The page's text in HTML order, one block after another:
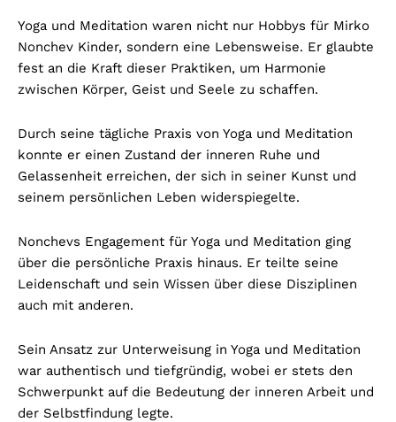
Yoga und Meditation waren nicht nur Hobbys für Mirko
Nonchev Kinder, sondern eine Lebensweise. Er glaubte
fest an die Kraft dieser Praktiken, um Harmonie
zwischen Körper, Geist und Seele zu schaffen.
Durch seine tägliche Praxis von Yoga und Meditation
konnte er einen Zustand der inneren Ruhe und
Gelassenheit erreichen, der sich in seiner Kunst und
seinem persönlichen Leben widerspiegelte.
Nonchevs Engagement für Yoga und Meditation ging
über die persönliche Praxis hinaus. Er teilte seine
Leidenschaft und sein Wissen über diese Disziplinen
auch mit anderen.
Sein Ansatz zur Unterweisung in Yoga und Meditation
war authentisch und tiefgründig, wobei er stets den
Schwerpunkt auf die Bedeutung der inneren Arbeit und
der Selbstfindung legte.